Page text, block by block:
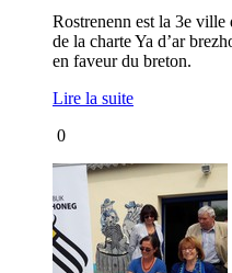
Rostrenenn est la 3e ville
de la charte Ya d’ar
en faveur du breton.
Lire la suite
0